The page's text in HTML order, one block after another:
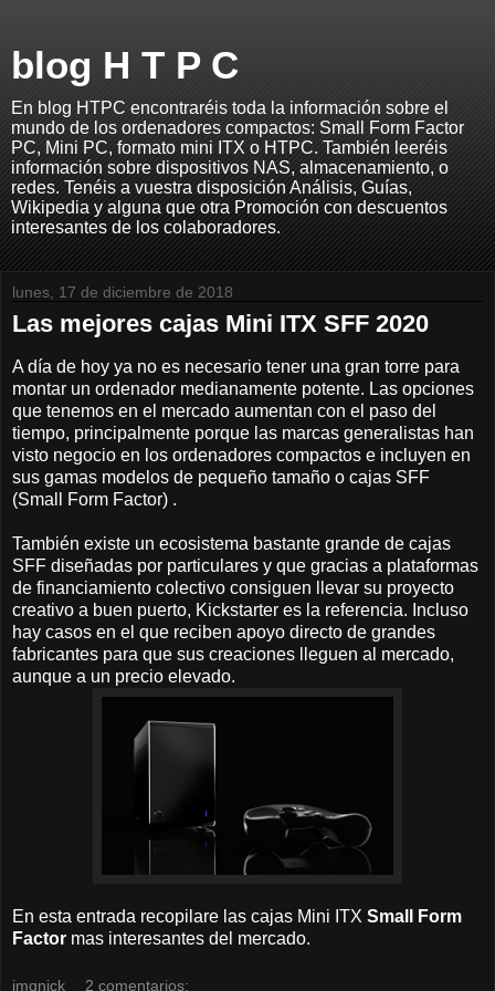
blog H T P C
En blog HTPC encontraréis toda la información sobre el
mundo de los ordenadores compactos: Small Form Factor
PC, Mini PC, formato mini ITX o HTPC. También leeréis
información sobre dispositivos NAS, almacenamiento, o
redes. Tenéis a vuestra disposición Análisis, Guías,
Wikipedia y alguna que otra Promoción con descuentos
interesantes de los colaboradores.
lunes, 17 de diciembre de 2018
Las mejores cajas Mini ITX SFF 2020
A día de hoy ya no es necesario tener una gran torre para
montar un ordenador medianamente potente. Las opciones
que tenemos en el mercado aumentan con el paso del
tiempo, principalmente porque las marcas generalistas han
visto negocio en los ordenadores compactos e incluyen en
sus gamas modelos de pequeño tamaño o cajas SFF
(Small Form Factor) .
También existe un ecosistema bastante grande de cajas
SFF diseñadas por particulares y que gracias a plataformas
de financiamiento colectivo consiguen llevar su proyecto
creativo a buen puerto, Kickstarter es la referencia. Incluso
hay casos en el que reciben apoyo directo de grandes
fabricantes para que sus creaciones lleguen al mercado,
aunque a un precio elevado.
En esta entrada recopilare las cajas Mini ITX Small Form
Factor mas interesantes del mercado.
jmqnick 2 comentarios: